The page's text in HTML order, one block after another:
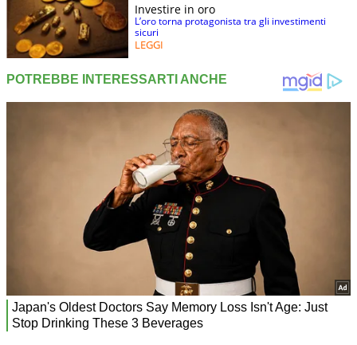
Investire in oro
L’oro torna protagonista tra gli investimenti
sicuri
LEGGI